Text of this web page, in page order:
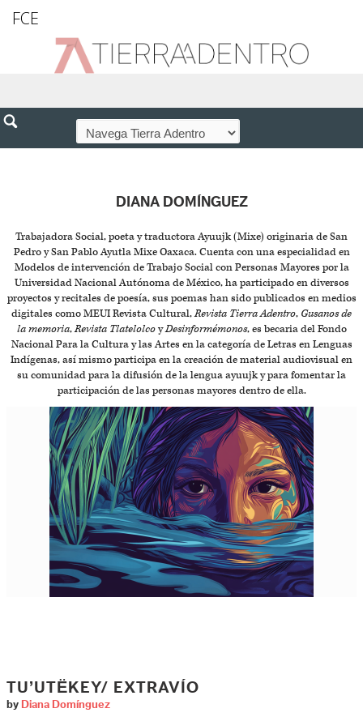
FCE
DIANA DOMÍNGUEZ
Trabajadora Social, poeta y traductora Ayuujk (Mixe) originaria de San
Pedro y San Pablo Ayutla Mixe Oaxaca. Cuenta con una especialidad en
Modelos de intervención de Trabajo Social con Personas Mayores por la
Universidad Nacional Autónoma de México, ha participado en diversos
proyectos y recitales de poesía, sus poemas han sido publicados en medios
digitales como MEUI Revista Cultural,Revista Tierra Adentro, Gusanos de
la memoria,Revista TlatelolcoyDesinformémonos, es becaria del Fondo
Nacional Para la Cultura y las Artes en la categoría de Letras en Lenguas
Indígenas, así mismo participa en la creación de material audiovisual en
su comunidad para la difusión de la lengua ayuujk y para fomentar la
participación de las personas mayores dentro de ella.
TU’UTËKEY/ EXTRAVÍO
by Diana Domínguez